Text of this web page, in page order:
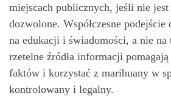
miejscach publicznych, jeśli nie
dozwolone. Współczesne
na edukacji i świadomości, a nie
rzetelne źródła informacji
faktów i korzystać z marihuany w
kontrolowany i legalny.